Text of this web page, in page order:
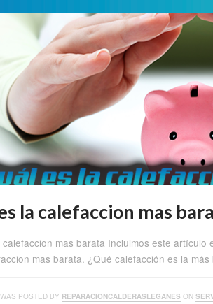
la calefaccion mas
mas barata Incluimos este
mas barata. ¿Qué calefacción es la
POSTED BY REPARACIONCALDERASLEGANES ON